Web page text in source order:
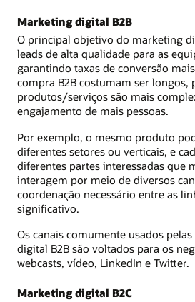
Marketing digital B2B
O principal objetivo do marketing
leads de alta qualidade para as
garantindo taxas de conversão
compra B2B costumam ser longos,
produtos/serviços são mais
engajamento de mais pessoas.
Por exemplo, o mesmo produto
diferentes setores ou verticais, e
diferentes partes interessadas que
interagem por meio de diversos
coordenação necessário entre as
significativo.
Os canais comumente usados
digital B2B são voltados para os
webcasts, vídeo, LinkedIn e Twitter.
Marketing digital B2C